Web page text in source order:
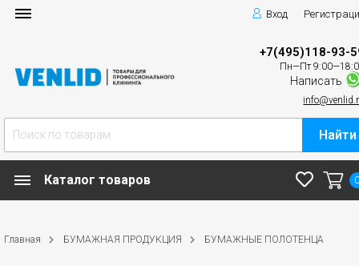
Вход
+7(495)118-93-
Пн—Пт
Написать
Найти
Каталог товаров
Главная БУМАЖНАЯ ПРОДУКЦИЯ БУМАЖНЫЕ ПОЛОТЕНЦА